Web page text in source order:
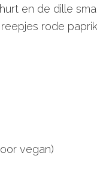
en de dille
rode
vegan)